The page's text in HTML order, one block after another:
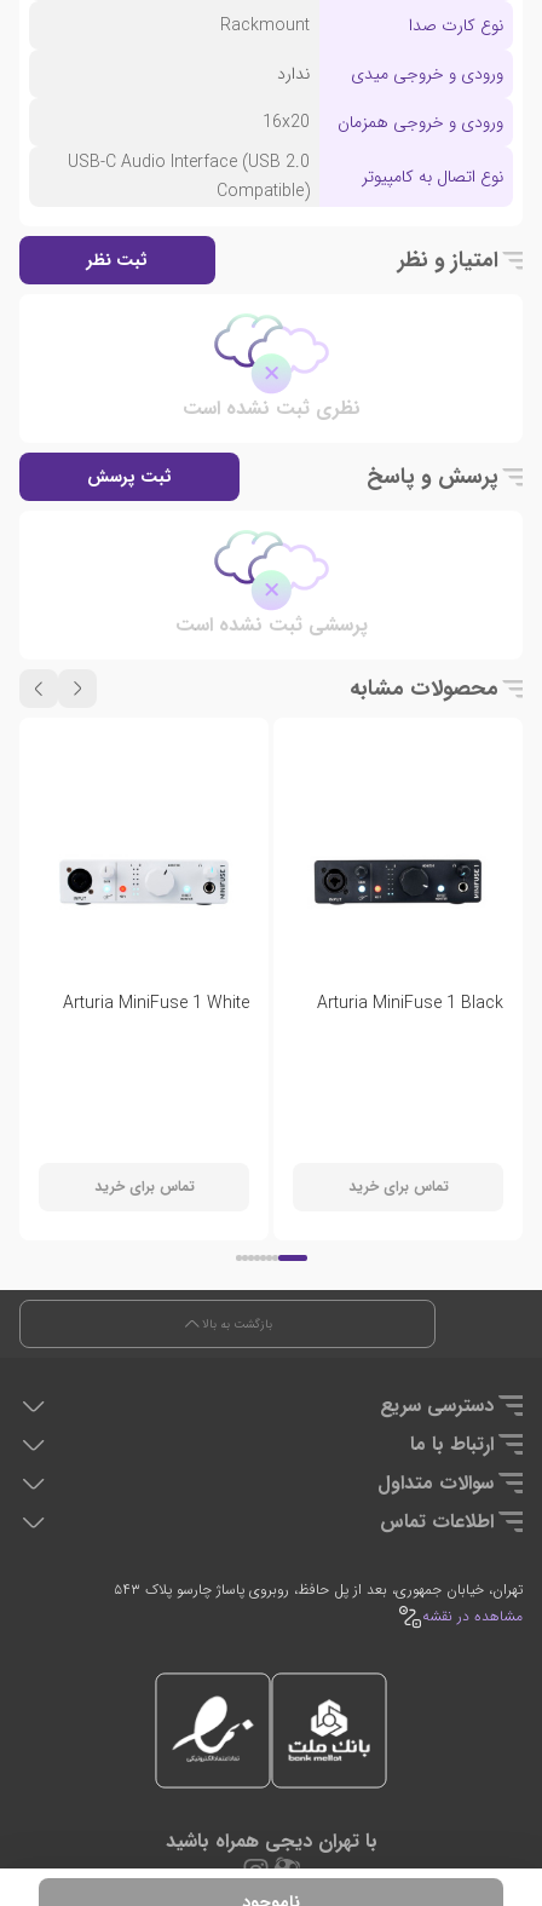
نوع کارت صدا
Rackmount
ورودی و خروجی میدی
ندارد
ورودی و خروجی همزمان
16x20
نوع اتصال به کامپیوتر
USB-C Audio Interface (USB 2.0
Compatible)
امتیاز و نظر ثبت نظر
نظری ثبت نشده است
پرسش و پاسخ ثبت پرسش
پرسشی ثبت نشده است
محصولات مشابه
Arturia MiniFuse 1 Black
تماس برای خرید
Arturia MiniFuse 1 White
تماس برای خرید
بازگشت به بالا
دسترسی سریع
هدفون دی جی
دی جی کنترلر
تجهیزان اجرای زنده
تجهیزات استودیویی
ارتباط با ما
تماس با ما
سوالات متداول
سوالات متداول
اطلاعات تماس
021-66764054
7 روز هفته، 24 ساعته پاسخگوی شما هستیم
تهران، خیابان جمهوری، بعد از پل حافظ، روبروی پاساژ چارسو پلاک ۵۴۳
مشاهده در نقشه
با تهران دیجی همراه باشید